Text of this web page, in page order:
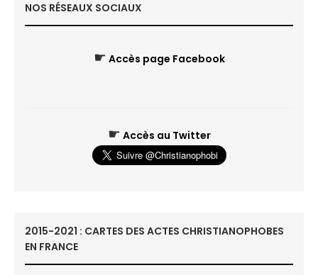
NOS RÉSEAUX SOCIAUX
☛ Accès page Facebook
☛ Accès au Twitter
2015-2021 : CARTES DES ACTES CHRISTIANOPHOBES
EN FRANCE